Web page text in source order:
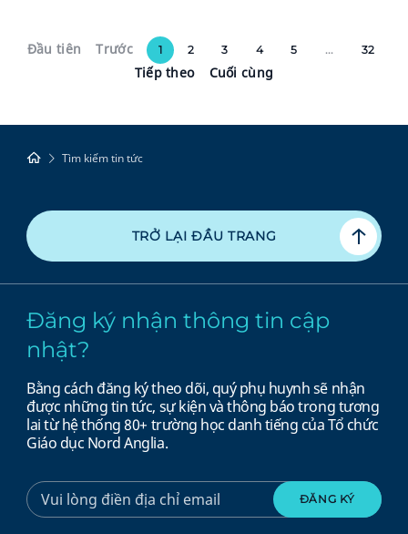
Đầu tiên Trước 1 2 3 4 5 ... 32
Tiếp theo Cuối cùng
Tìm kiếm tin tức
TRỞ LẠI ĐẦU TRANG
Đăng ký nhận thông tin cập
nhật?
Bằng cách đăng ký theo dõi, quý phụ huynh sẽ nhận
được những tin tức, sự kiện và thông báo trong tương
lai từ hệ thống 80+ trường học danh tiếng của Tổ chức
Giáo dục Nord Anglia.